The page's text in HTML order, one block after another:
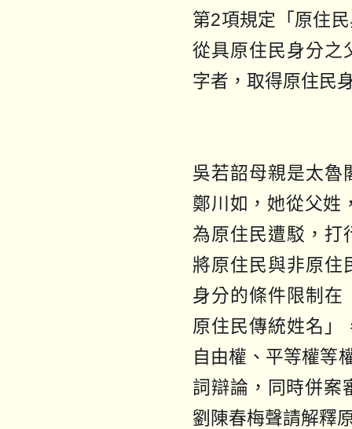
第2項規定「原住
從具原住民身分之
字者，取得原住民
吳若韶母親是太魯
鄭川如，她從父姓
為原住民遭駁，打
將原住民與非原住
身分的條件限制在
原住民傳統姓名」
自由權、平等權等
詞辯論，同時併案
劉陳春梅聲請解釋